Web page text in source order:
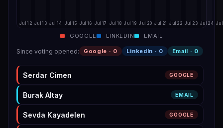
Jul 12 Jul 13 Jul 14 Jul 15 Jul 16 Jul 17 Jul 18 Jul 19 Jul 20 Jul 21 Jul 22 Jul 23 Jul 24 Jul
GOOGLE LINKEDIN EMAIL
Since voting opened: Google · 0 LinkedIn · 0 Email · 0
Serdar Cimen GOOGLE
Burak Altay EMAIL
Sevda Kayadelen GOOGLE